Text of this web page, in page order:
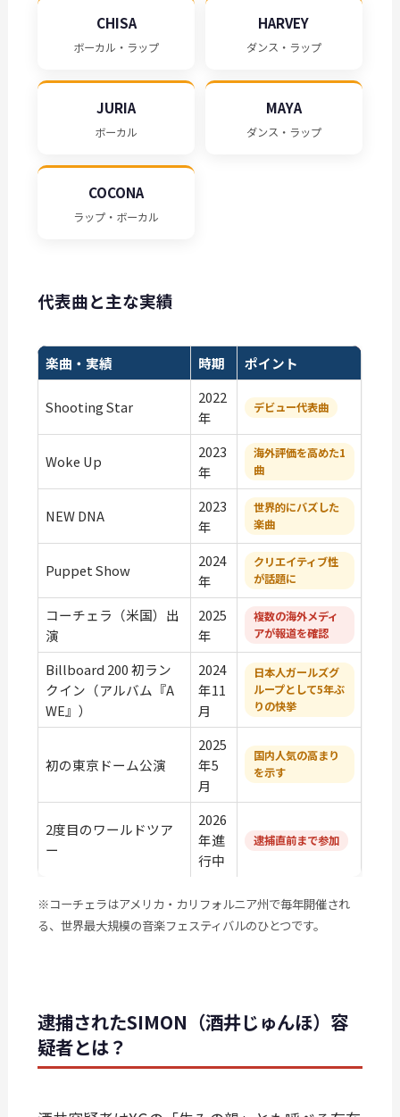
CHISA
ボーカル・ラップ
HARVEY
ダンス・ラップ
JURIA
ボーカル
MAYA
ダンス・ラップ
COCONA
ラップ・ボーカル
代表曲と主な実績
楽曲・実績 時期 ポイント
Shooting Star
2022
年
デビュー代表曲
Woke Up
2023
年
海外評価を高めた1
曲
NEW DNA
2023
年
世界的にバズした
楽曲
Puppet Show
2024
年
クリエイティブ性
が話題に
コーチェラ（米国）出
演
2025
年
複数の海外メディ
アが報道を確認
Billboard 200 初ラン
クイン（アルバム『A
WE』）
2024
年11
月
日本人ガールズグ
ループとして5年ぶ
りの快挙
初の東京ドーム公演
2025
年5
月
国内人気の高まり
を示す
2度目のワールドツア
ー
2026
年進
行中
逮捕直前まで参加
※コーチェラはアメリカ・カリフォルニア州で毎年開催され
る、世界最大規模の音楽フェスティバルのひとつです。
逮捕されたSIMON（酒井じゅんほ）容
疑者とは？